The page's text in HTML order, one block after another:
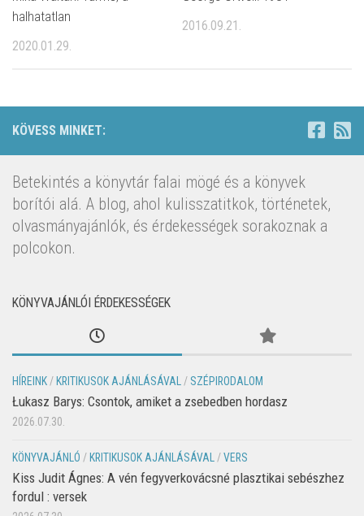
halhatatlan
2020.01.29.
2016.09.21.
KÖVESS MINKET:
Betekintés a könyvtár falai mögé és a könyvek
borítói alá. A blog, ahol kulisszatitkok, történetek,
olvasmányajánlók, és érdekességek sorakoznak a
polcokon.
KÖNYVAJÁNLÓI ÉRDEKESSÉGEK
HÍREINK/ KRITIKUSOK AJÁNLÁSÁVAL/ SZÉPIRODALOM
Łukasz Barys: Csontok, amiket a zsebedben hordasz
2026.07.30.
KÖNYVAJÁNLÓ / KRITIKUSOK AJÁNLÁSÁVAL/VERS
Kiss Judit Ágnes: A vén fegyverkovácsné plasztikai sebészhez
fordul : versek